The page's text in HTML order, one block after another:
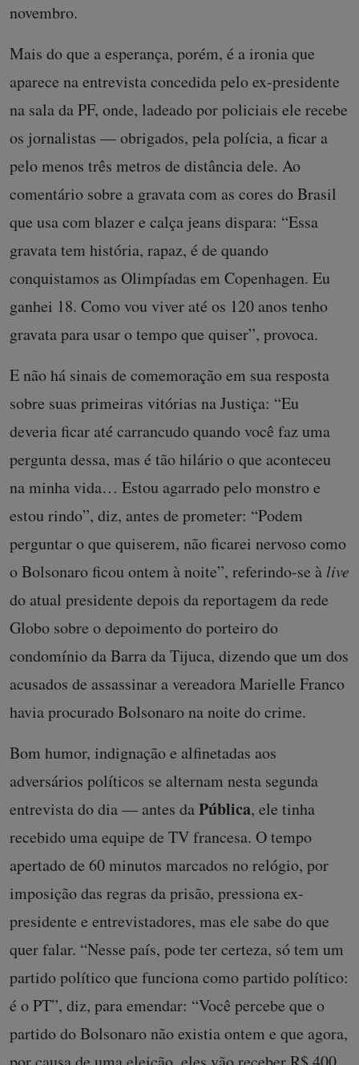
novembro.
Mais do que a esperança, porém, é a ironia que
aparece na entrevista concedida pelo ex-presidente
na sala da PF, onde, ladeado por policiais ele recebe
os jornalistas — obrigados, pela polícia, a ficar a
pelo menos três metros de distância dele. Ao
comentário sobre a gravata com as cores do Brasil
que usa com blazer e calça jeans dispara: “Essa
gravata tem história, rapaz, é de quando
conquistamos as Olimpíadas em Copenhagen. Eu
ganhei 18. Como vou viver até os 120 anos tenho
gravata para usar o tempo que quiser”, provoca.
E não há sinais de comemoração em sua resposta
sobre suas primeiras vitórias na Justiça: “Eu
deveria ficar até carrancudo quando você faz uma
pergunta dessa, mas é tão hilário o que aconteceu
na minha vida… Estou agarrado pelo monstro e
estou rindo”, diz, antes de prometer: “Podem
perguntar o que quiserem, não ficarei nervoso como
o Bolsonaro ficou ontem à noite”, referindo-se à live
do atual presidente depois da reportagem da rede
Globo sobre o depoimento do porteiro do
condomínio da Barra da Tijuca, dizendo que um dos
acusados de assassinar a vereadora Marielle Franco
havia procurado Bolsonaro na noite do crime.
Bom humor, indignação e alfinetadas aos
adversários políticos se alternam nesta segunda
entrevista do dia — antes daPública, ele tinha
recebido uma equipe de TV francesa. O tempo
apertado de 60 minutos marcados no relógio, por
imposição das regras da prisão, pressiona ex-
presidente e entrevistadores, mas ele sabe do que
quer falar. “Nesse país, pode ter certeza, só tem um
partido político que funciona como partido político:
é o PT”, diz, para emendar: “Você percebe que o
partido do Bolsonaro não existia ontem e que agora,